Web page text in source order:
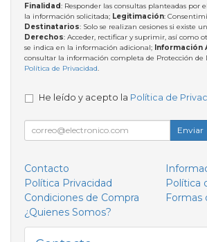
Finalidad: Responder las consultas planteadas por
la información solicitada; Legitimación:
Destinatarios: Solo se realizan cesiones si existe
Derechos: Acceder, rectificar y suprimir, así como
se indica en la información adicional; Información
consultar la información completa de Protección de
Política de Privacidad.
He leído y acepto la Política de
Enviar
Contacto
Política Privacidad
Política
Condiciones de Compra
Formas
¿Quienes Somos?